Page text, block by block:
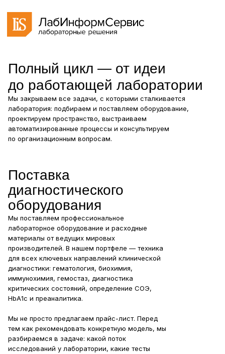
Полный цикл — от идеи
до работающей лаборатории
Мы закрываем все задачи, с которыми сталкивается
лаборатория: подбираем и поставляем оборудование,
проектируем пространство, выстраиваем
автоматизированные процессы и консультируем
по организационным вопросам.
Поставка
диагностического
оборудования
Мы поставляем профессиональное
лабораторное оборудование и расходные
материалы от ведущих мировых
производителей. В нашем портфеле — техника
для всех ключевых направлений клинической
диагностики: гематология, биохимия,
иммунохимия, гемостаз, диагностика
критических состояний, определение СОЭ,
HbA1c и преаналитика.
Мы не просто предлагаем прайс-лист. Перед
тем как рекомендовать конкретную модель, мы
разбираемся в задаче: какой поток
исследований у лаборатории, какие тесты